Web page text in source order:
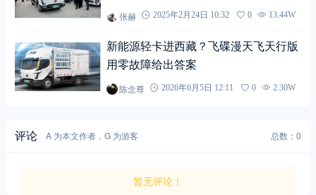
张赫 2025年2月24日 10:32 0 13.44W
新能源轻卡进西藏？飞碟漫天飞天行版
用零故障给出答案
陈念尊 2026年6月5日 12:11 0 2.30W
评论 A 为本文作者，G 为游客 总数：0
暂无评论！